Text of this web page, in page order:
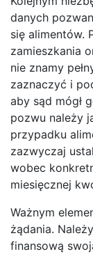
danych
się alimentów.
zamieszkania
nie znamy
zaznaczyć i
aby sąd mógł
pozwu należy
przypadku
zazwyczaj
wobec
miesięcznej
Ważnym
żądania.
finansową